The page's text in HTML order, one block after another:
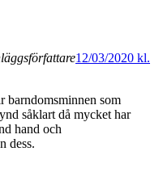
12/03/2020 kl.
barndomsminnen som
såklart då mycket har
hand och
dess.